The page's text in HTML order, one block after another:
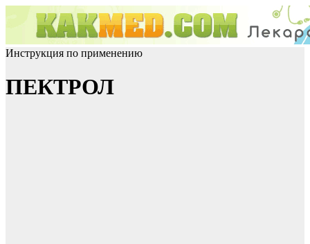
Инструкция по применению
ПЕКТРОЛ